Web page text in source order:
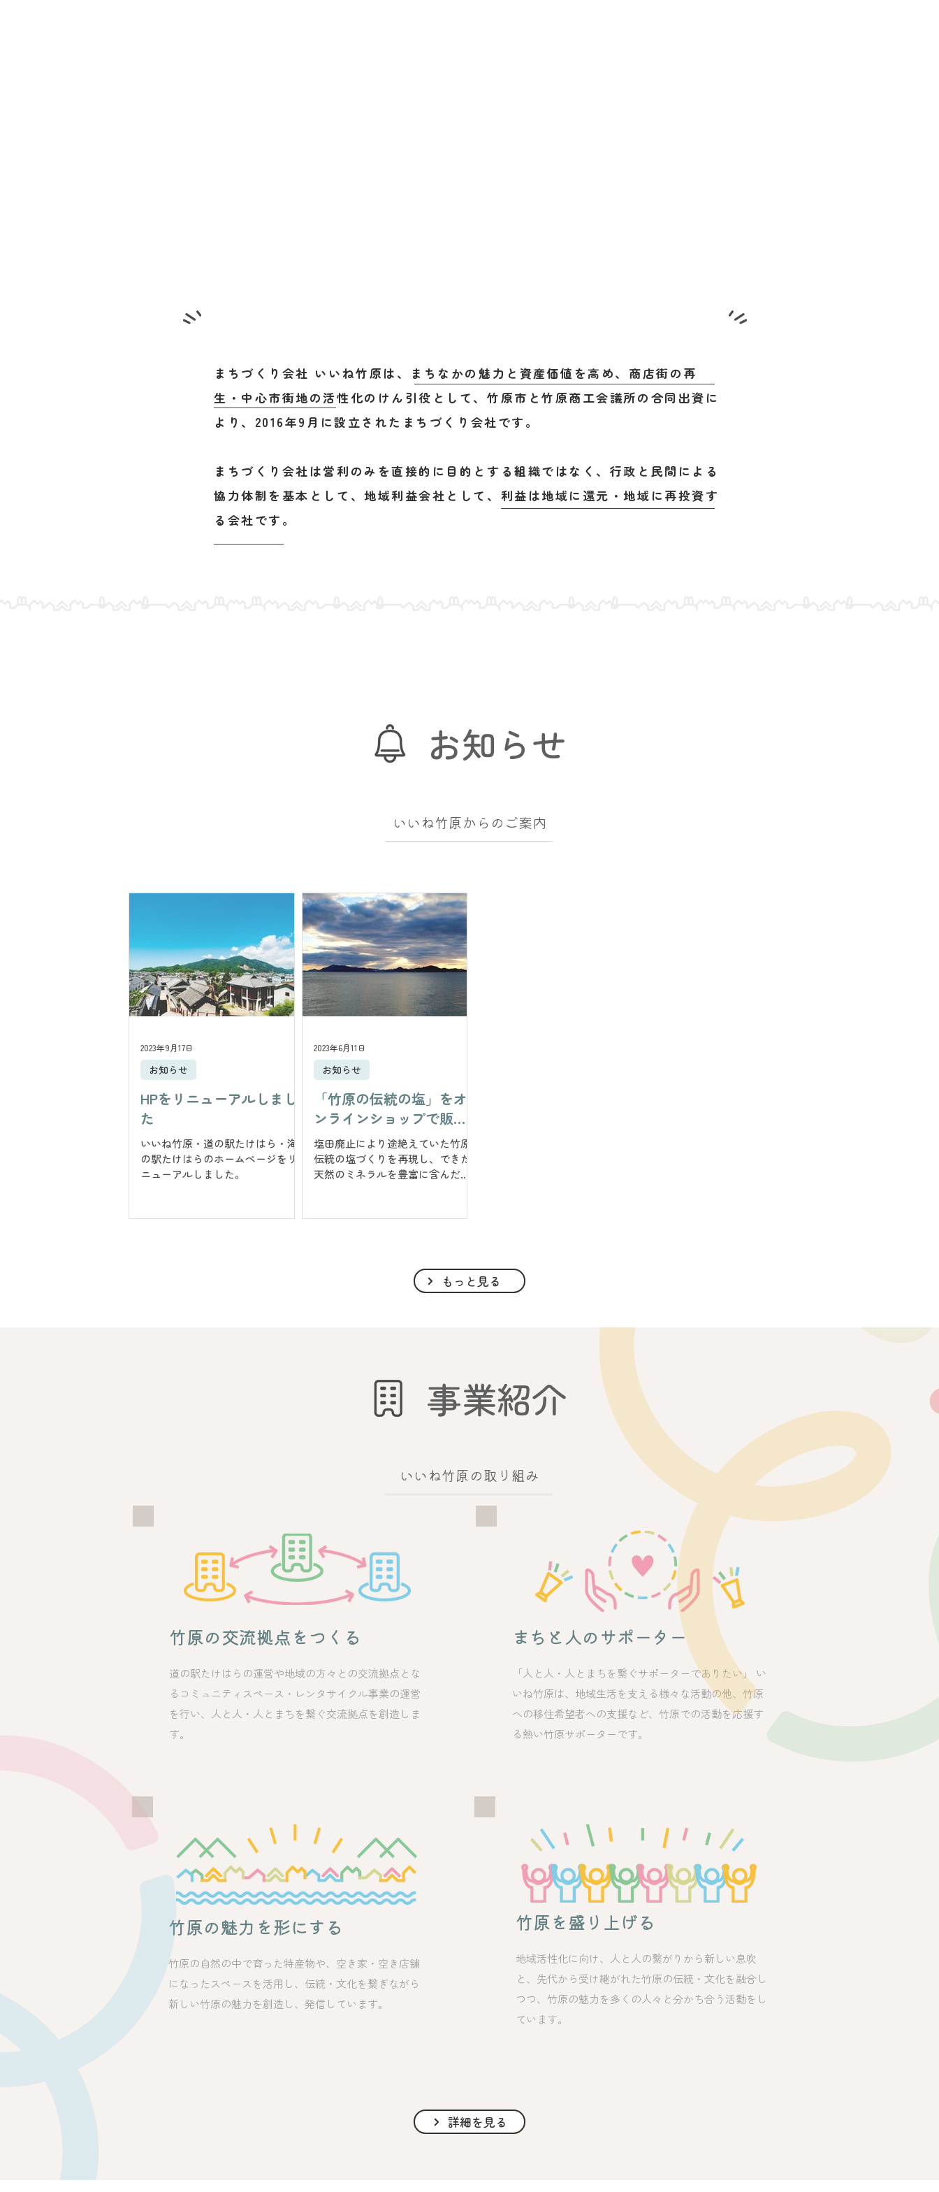
まちづくり会社 いいね竹原は、まちなかの魅力と資産価値を高め、商店街の再
生・中心市街地の活性化のけん引役として、竹原市と竹原商工会議所の合同出資に
より、2016年9月に設立されたまちづくり会社です。
まちづくり会社は営利のみを直接的に目的とする組織ではなく、行政と民間による
協力体制を基本として、地域利益会社として、利益は地域に還元・地域に再投資す
る会社です。
お知らせ
いいね竹原からのご案内
HPをリニューアルしまし
た
いいね竹原・道の駅たけはら・海
の駅たけはらのホームページをリ
ニューアルしました。
お知らせ
2023年9月17日
「竹原の伝統の塩」をオ
ンラインショップで販売
開始
塩田廃止により途絶えていた竹原
伝統の塩づくりを再現し、できた
天然のミネラルを豊富に含んだ瀬
商品をオンランショップで販売中
お知らせ
2023年6月11日
もっと見る
竹原の交流拠点をつくる
道の駅たけはらの運営や地域の方々との交流拠点とな
るコミュニティスペース・レンタサイクル事業の運営
を行い、人と人・人とまちを繋ぐ交流拠点を創造しま
す。
まちと人のサポーター
「人と人・人とまちを繋ぐサポーターでありたい」 い
いね竹原は、地域生活を支える様々な活動の他、竹原
への移住希望者への支援など、竹原での活動を応援す
る熱い竹原サポーターです。
竹原の魅力を形にする
竹原の自然の中で育った特産物や、空き家・空き店舗
になったスペースを活用し、伝統・文化を繋ぎながら
新しい竹原の魅力を創造し、発信しています。
竹原を盛り上げる
地域活性化に向け、人と人の繋がりから新しい息吹
と、先代から受け継がれた竹原の伝統・文化を融合し
つつ、竹原の魅力を多くの人々と分かち合う活動をし
ています。
事業紹介
いいね竹原の取り組み
詳細を見る